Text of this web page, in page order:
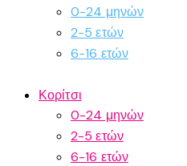
0-24 μηνών
2-5 ετών
6-16 ετών
Κορίτσι
0-24 μηνών
2-5 ετών
6-16 ετών